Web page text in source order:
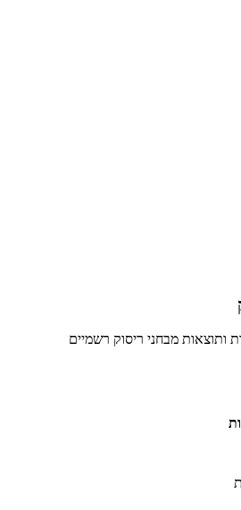
מבחני ריסוק רשמיים